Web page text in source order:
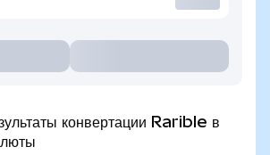
конвертации Rarible в